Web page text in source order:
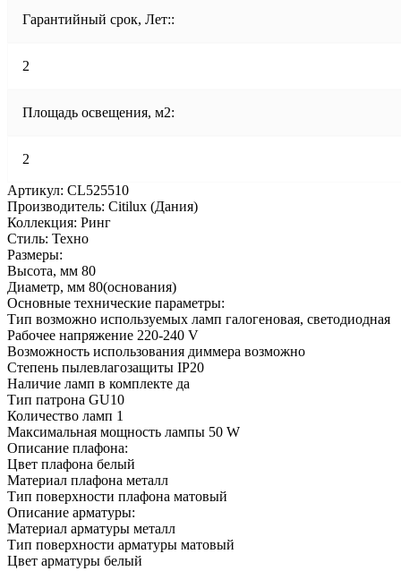
Гарантийный срок, Лет::
2
Площадь освещения, м2:
2
Артикул: CL525510
Производитель: Citilux (Дания)
Коллекция: Ринг
Стиль: Техно
Размеры:
Высота, мм 80
Диаметр, мм 80(основания)
Основные технические параметры:
Тип возможно используемых ламп галогеновая, светодиодная
Рабочее напряжение 220-240 V
Возможность использования диммера возможно
Степень пылевлагозащиты IP20
Наличие ламп в комплекте да
Тип патрона GU10
Количество ламп 1
Максимальная мощность лампы 50 W
Описание плафона:
Цвет плафона белый
Материал плафона металл
Тип поверхности плафона матовый
Описание арматуры:
Материал арматуры металл
Тип поверхности арматуры матовый
Цвет арматуры белый